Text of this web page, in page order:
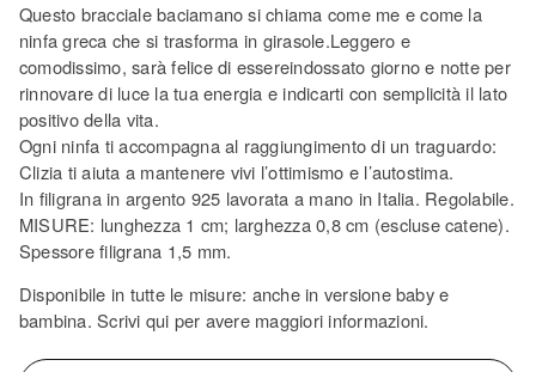
Questo bracciale baciamano si chiama come me e come la
ninfa greca che si trasforma in girasole.Leggero e
comodissimo, sarà felice di essereindossato giorno e notte per
rinnovare di luce la tua energia e indicarti con semplicità il lato
positivo della vita.
Ogni ninfa ti accompagna al raggiungimento di un traguardo:
Clizia ti aiuta a mantenere vivi l’ottimismo e l’autostima.
In filigrana in argento 925 lavorata a mano in Italia. Regolabile.
MISURE: lunghezza 1 cm; larghezza 0,8 cm (escluse catene).
Spessore filigrana 1,5 mm.
Disponibile in tutte le misure: anche in versione baby e
bambina. Scrivi qui per avere maggiori informazioni.